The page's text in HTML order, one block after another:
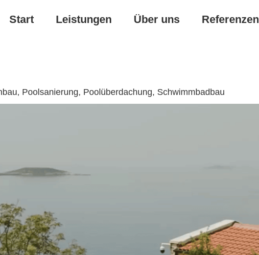
Start Leistungen Über uns Referenzen
Poolsanierung, Poolüberdachung, Schwimmbadbau